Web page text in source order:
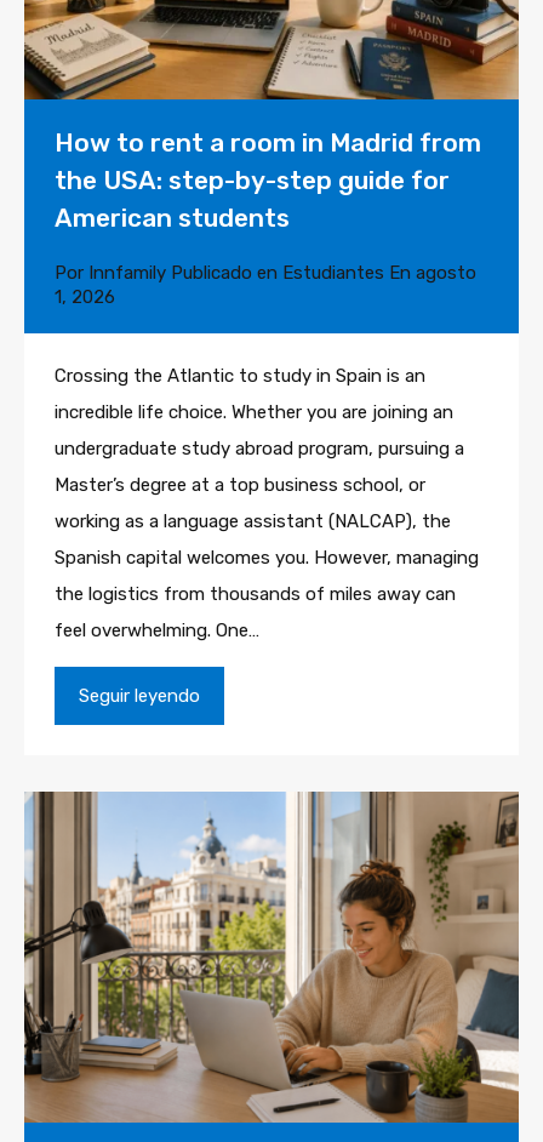
How to rent a room in Madrid from
the USA: step-by-step guide for
American students
Por Innfamily Publicado en Estudiantes En agosto
1, 2026
Crossing the Atlantic to study in Spain is an
incredible life choice. Whether you are joining an
undergraduate study abroad program, pursuing a
Master’s degree at a top business school, or
working as a language assistant (NALCAP), the
Spanish capital welcomes you. However, managing
the logistics from thousands of miles away can
feel overwhelming. One…
Seguir leyendo